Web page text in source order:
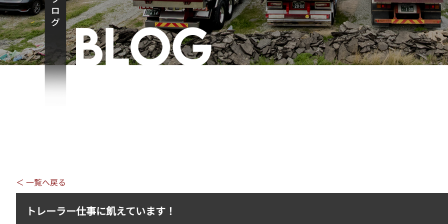
＜ 一覧へ戻る
トレーラー仕事に飢えています！